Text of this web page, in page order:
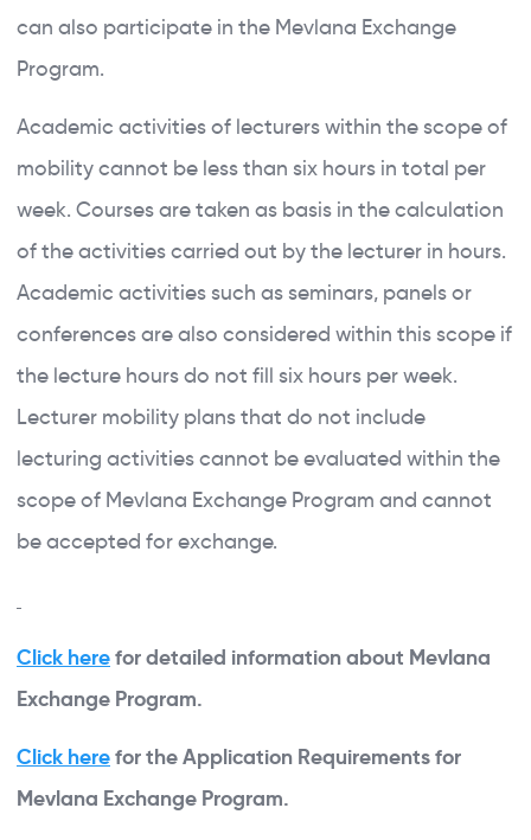
can also participate in the Mevlana Exchange
Program.
Academic activities of lecturers within the scope of
mobility cannot be less than six hours in total per
week. Courses are taken as basis in the calculation
of the activities carried out by the lecturer in hours.
Academic activities such as seminars, panels or
conferences are also considered within this scope if
the lecture hours do not fill six hours per week.
Lecturer mobility plans that do not include
lecturing activities cannot be evaluated within the
scope of Mevlana Exchange Program and cannot
be accepted for exchange.
Click herefor detailed information about Mevlana
Exchange Program.
Click herefor the Application Requirements for
Mevlana Exchange Program.